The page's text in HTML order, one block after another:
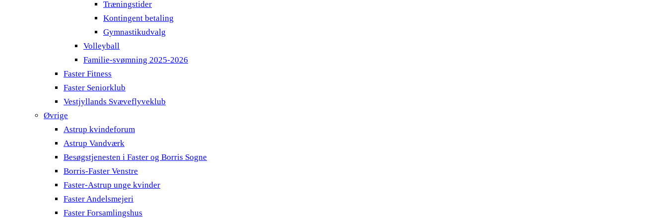
Træningstider
Kontingent betaling
Gymnastikudvalg
Volleyball
Familie-svømning 2025-2026
Faster Fitness
Faster Seniorklub
Vestjyllands Svæveflyveklub
Øvrige
Astrup kvindeforum
Astrup Vandværk
Besøgstjenesten i Faster og Borris Sogne
Borris-Faster Venstre
Faster-Astrup unge kvinder
Faster Andelsmejeri
Faster Forsamlingshus